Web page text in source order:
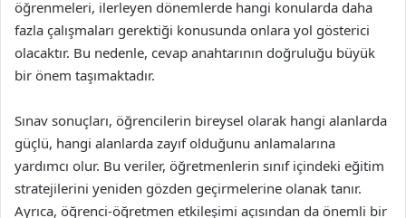
öğrenmeleri, ilerleyen dönemlerde hangi konularda daha
fazla çalışmaları gerektiği konusunda onlara yol gösterici
olacaktır. Bu nedenle, cevap anahtarının doğruluğu büyük
bir önem taşımaktadır.
Sınav sonuçları, öğrencilerin bireysel olarak hangi alanlarda
güçlü, hangi alanlarda zayıf olduğunu anlamalarına
yardımcı olur. Bu veriler, öğretmenlerin sınıf içindeki eğitim
stratejilerini yeniden gözden geçirmelerine olanak tanır.
Ayrıca, öğrenci-öğretmen etkileşimi açısından da önemli bir